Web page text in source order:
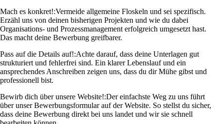
Mach es konkret!:Vermeide allgemeine Floskeln und sei spezifisch.
Erzähl uns von deinen bisherigen Projekten und wie du dabei
Organisations- und Prozessmanagement erfolgreich umgesetzt hast.
Das macht deine Bewerbung greifbarer.
Pass auf die Details auf!:Achte darauf, dass deine Unterlagen gut
strukturiert und fehlerfrei sind. Ein klarer Lebenslauf und ein
ansprechendes Anschreiben zeigen uns, dass du dir Mühe gibst und
professionell bist.
Bewirb dich über unsere Website!:Der einfachste Weg zu uns führt
über unser Bewerbungsformular auf der Website. So stellst du sicher,
dass deine Bewerbung direkt bei uns landet und wir sie schnell